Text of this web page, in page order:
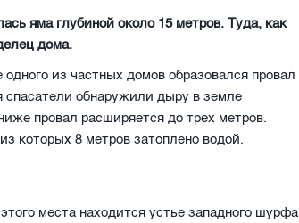
яма глубиной около 15 метров. Туда, как
дома.
из частных домов образовался провал
спасатели обнаружили дыру в земле
провал расширяется до трех метров.
которых 8 метров затоплено водой.
места находится устье западного шурфа